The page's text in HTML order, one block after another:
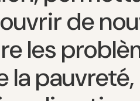
de
les
la